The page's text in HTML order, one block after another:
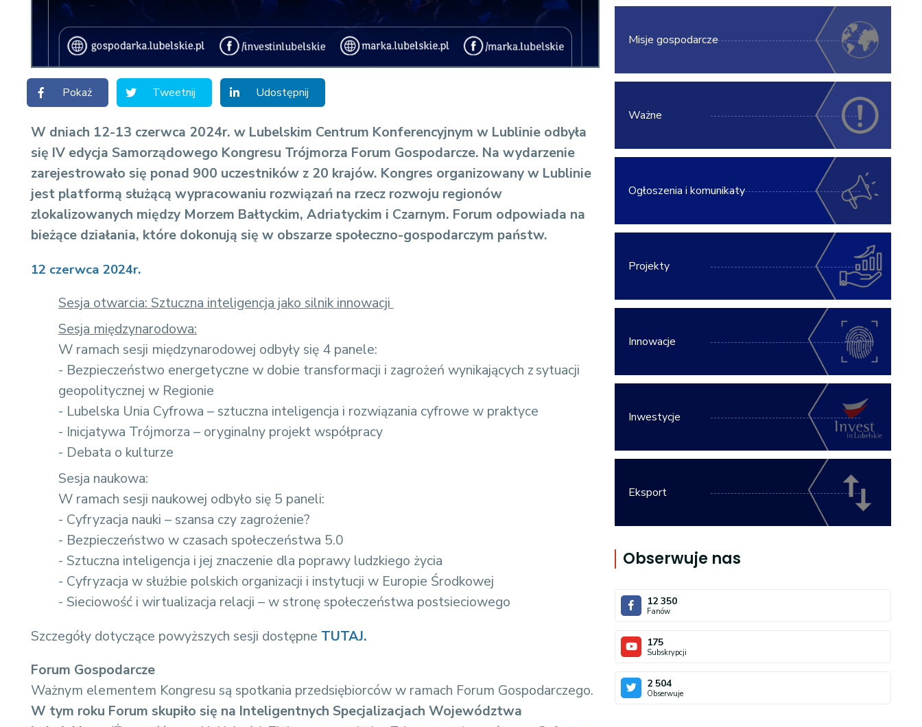
Pokaż Tweetnij Udostępnij
W dniach 12-13 czerwca 2024r. w Lubelskim Centrum Konferencyjnym w Lublinie odbyła
się IV edycja Samorządowego Kongresu Trójmorza Forum Gospodarcze. Na wydarzenie
zarejestrowało się ponad 900 uczestników z 20 krajów. Kongres organizowany w Lublinie
jest platformą służącą wypracowaniu rozwiązań na rzecz rozwoju regionów
zlokalizowanych między Morzem Bałtyckim, Adriatyckim i Czarnym. Forum odpowiada na
bieżące działania, które dokonują się w obszarze społeczno-gospodarczym państw.
12 czerwca 2024r.
Sesja otwarcia: Sztuczna inteligencja jako silnik innowacji
Sesja międzynarodowa:
W ramach sesji międzynarodowej odbyły się 4 panele:
- Bezpieczeństwo energetyczne w dobie transformacji i zagrożeń wynikających z sytuacji
geopolitycznej w Regionie
- Lubelska Unia Cyfrowa – sztuczna inteligencja i rozwiązania cyfrowe w praktyce
- Inicjatywa Trójmorza – oryginalny projekt współpracy
- Debata o kulturze
Sesja naukowa:
W ramach sesji naukowej odbyło się 5 paneli:
- Cyfryzacja nauki – szansa czy zagrożenie?
- Bezpieczeństwo w czasach społeczeństwa 5.0
- Sztuczna inteligencja i jej znaczenie dla poprawy ludzkiego życia
- Cyfryzacja w służbie polskich organizacji i instytucji w Europie Środkowej
- Sieciowość i wirtualizacja relacji – w stronę społeczeństwa postsieciowego
Szczegóły dotyczące powyższych sesji dostępne TUTAJ.
Forum Gospodarcze
Ważnym elementem Kongresu są spotkania przedsiębiorców w ramach Forum Gospodarczego.
W tym roku Forum skupiło się na Inteligentnych Specjalizacjach Województwa
Misje gospodarcze
Ważne
Ogłoszenia i komunikaty
Projekty
Innowacje
Inwestycje
Eksport
Obserwuje nas
12 350
Fanów
175
Subskrypcji
2 504
Obserwuje